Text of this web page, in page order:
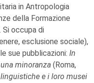
in Antropologia
della Formazione
Si occupa di
esclusione sociale),
sue pubblicazioni: In
minoranza (Roma,
e i loro musei